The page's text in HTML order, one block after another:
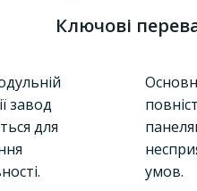
Ключові
завод
для
умов.